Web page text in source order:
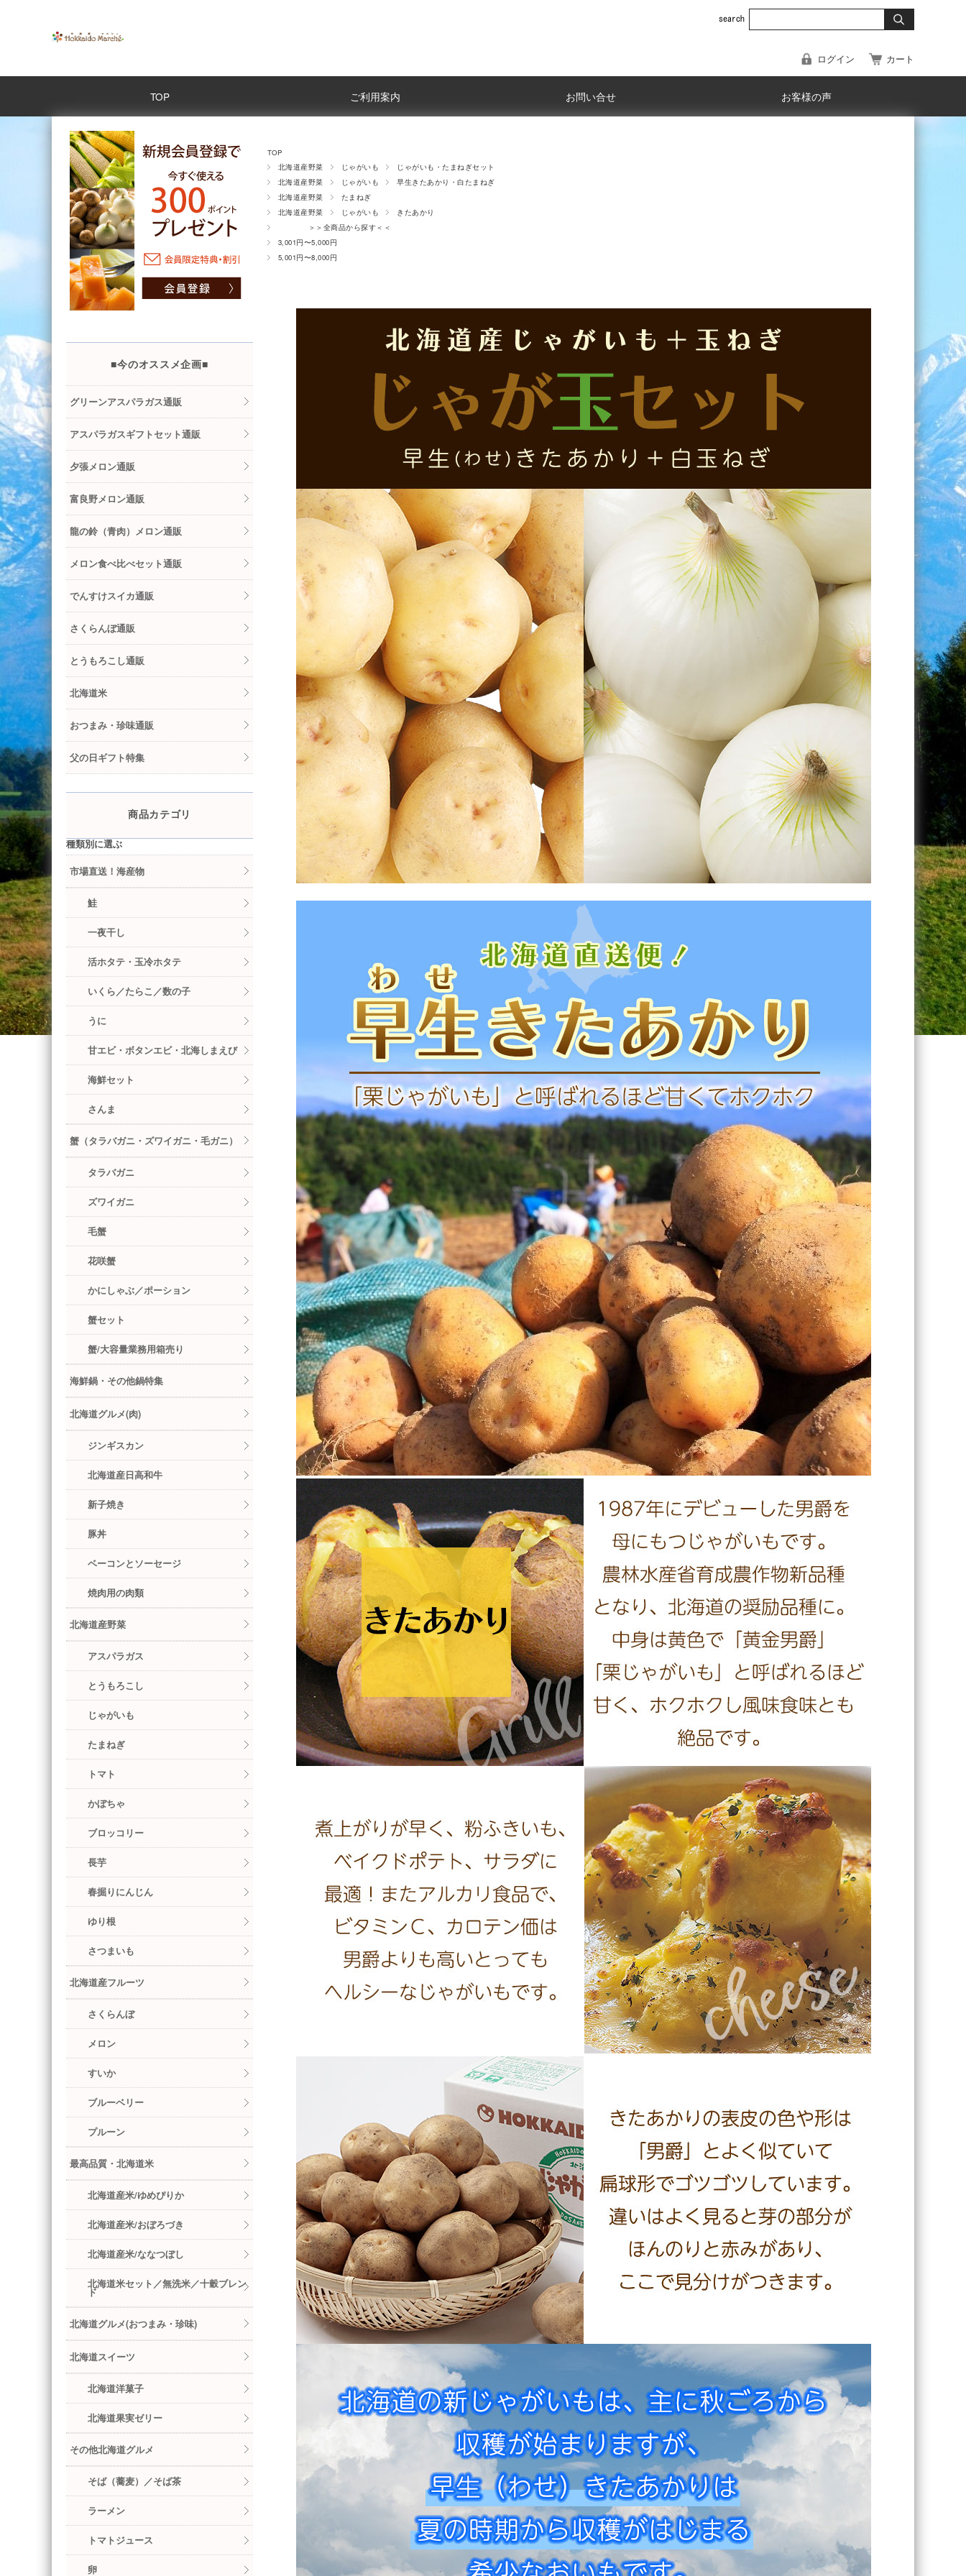
ログイン カート
TOP ご利用案内 お問い合せ お客様の声
TOP
北海道産野菜
じゃがいも
じゃがいも・たまねぎセット
北海道産野菜
じゃがいも
早生きたあかり・白たまねぎ
北海道産野菜
たまねぎ
北海道産野菜
じゃがいも
きたあかり
＞＞全商品から探す＜＜
3,001円〜5,000円
5,001円〜8,000円
■今のオススメ企画■
グリーンアスパラガス通販
アスパラガスギフトセット通販
夕張メロン通販
富良野メロン通販
龍の鈴（青肉）メロン通販
メロン食べ比べセット通販
でんすけスイカ通販
さくらんぼ通販
とうもろこし通販
北海道米
おつまみ・珍味通販
父の日ギフト特集
商品カテゴリ
種類別に選ぶ
市場直送！海産物
鮭
一夜干し
活ホタテ・玉冷ホタテ
いくら／たらこ／数の子
うに
甘エビ・ボタンエビ・北海しまえび
海鮮セット
さんま
蟹（タラバガニ・ズワイガニ・毛ガニ）
タラバガニ
ズワイガニ
毛蟹
花咲蟹
かにしゃぶ／ポーション
蟹セット
蟹/大容量業務用箱売り
海鮮鍋・その他鍋特集
北海道グルメ(肉)
ジンギスカン
北海道産日高和牛
新子焼き
豚丼
ベーコンとソーセージ
焼肉用の肉類
北海道産野菜
アスパラガス
とうもろこし
じゃがいも
たまねぎ
トマト
かぼちゃ
ブロッコリー
長芋
春掘りにんじん
ゆり根
さつまいも
北海道産フルーツ
さくらんぼ
メロン
すいか
ブルーベリー
プルーン
最高品質・北海道米
北海道産米/ゆめぴりか
北海道産米/おぼろづき
北海道産米/ななつぼし
北海道米セット／無洗米／十穀ブレン
ド
北海道グルメ(おつまみ・珍味)
北海道スイーツ
北海道洋菓子
北海道果実ゼリー
その他北海道グルメ
そば（蕎麦）／そば茶
ラーメン
トマトジュース
卵